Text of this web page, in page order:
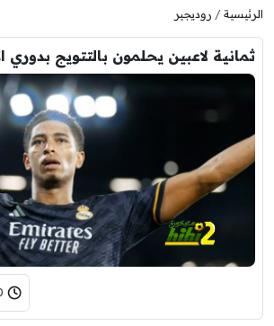
الرئيسية روديجير
ثمانية لاعبين يحلمون بالتتويج بدوري